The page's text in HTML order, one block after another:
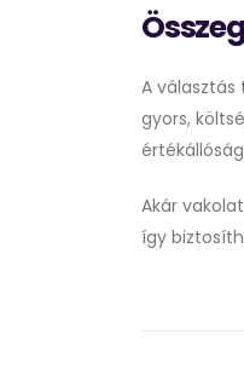
A
gyors,
Akár
így